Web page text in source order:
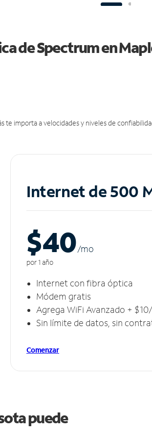
de Spectrum en
importa a velocidades y niveles de
Internet de 500
$40/mo
por 1 año
Internet con fibra óptica
Módem gratis
Agrega WiFi Avanzado +
Sin límite de datos, sin
Comenzar
puede